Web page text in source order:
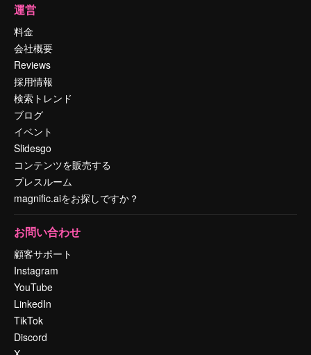
運営
料金
会社概要
Reviews
採用情報
検索トレンド
ブログ
イベント
Slidesgo
コンテンツを販売する
プレスルーム
magnific.aiをお探しですか？
お問い合わせ
顧客サポート
Instagram
YouTube
LinkedIn
TikTok
Discord